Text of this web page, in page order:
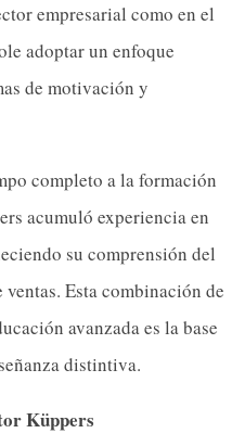
empresarial como en el
adoptar un enfoque
de motivación y
completo a la formación
acumuló experiencia en
su comprensión del
Esta combinación de
avanzada es la base
distintiva.
Küppers